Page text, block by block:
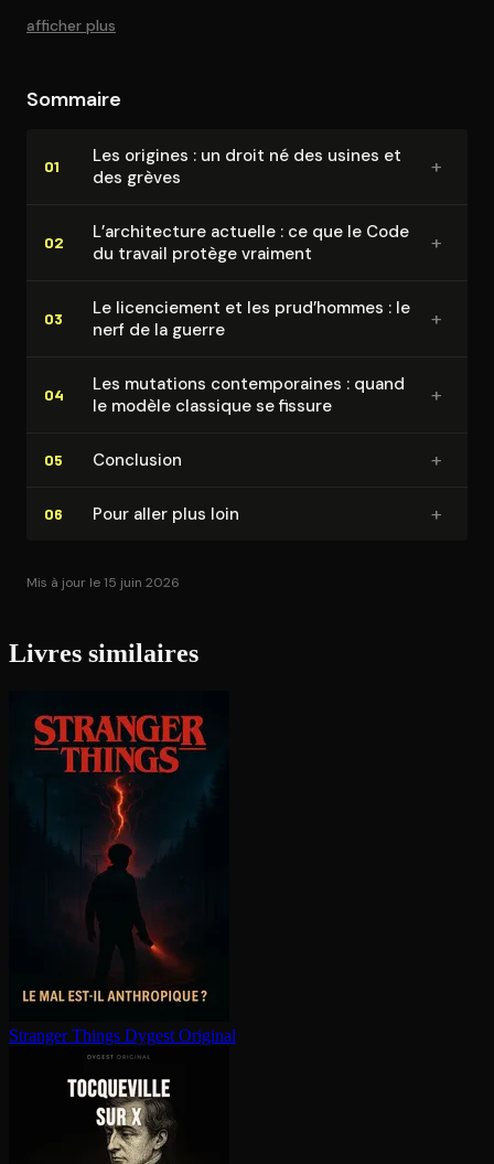
afficher plus
Sommaire
01
Les origines : un droit né des usines et
des grèves
+
02
L’ar­chi­tec­ture actuelle : ce que le Code
du travail protège vraiment
+
03
Le li­cen­cie­ment et les prud’hommes : le
nerf de la guerre
+
04
Les mutations contem­po­raines : quand
le modèle classique se fissure
+
05 Conclusion +
06 Pour aller plus loin +
Mis à jour le 15 juin 2026
Livres similaires
Stranger Things Dygest Original